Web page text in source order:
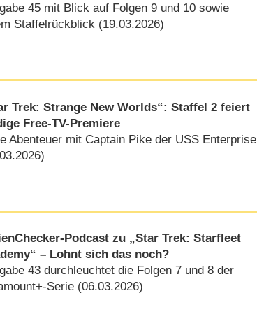
45 mit Blick auf Folgen 9 und 10 sowie
Staffelrückblick (19.03.2026)
Trek: Strange New Worlds“: Staffel 2 feiert
Free-TV-Premiere
Abenteuer mit Captain Pike der USS Enterprise
Podcast zu „Star Trek: Starfleet
– Lohnt sich das noch?
43 durchleuchtet die Folgen 7 und 8 der
Serie (06.03.2026)